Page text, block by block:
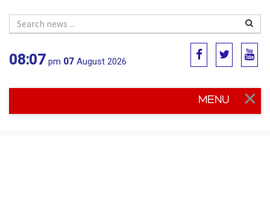
08:07 pm 07 August 2026
MENU